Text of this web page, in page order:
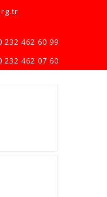
232 462 60 99
232 462 07 60